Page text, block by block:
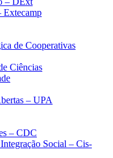
Extecamp
de Cooperativas
Ciências
– UPA
– CDC
Social – Cis-